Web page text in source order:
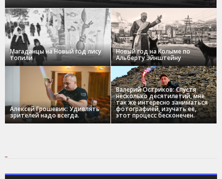
Магаданцы на Новый год лису
топили
Новый год на Колыме по
Альберту Эйнштейну
Алексей Грошевик: Удивлять
зрителей надо всегда.
Валерий Остриков: Спустя
несколько десятилетий, мне
так же интересно заниматься
фотографией, изучать ее,
этот процесс бесконечен.